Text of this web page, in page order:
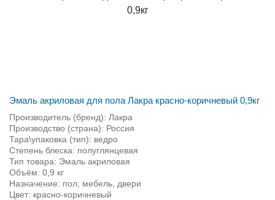
Эмаль акриловая для пола Лакра красно-коричневый 0,9кг
Производитель (бренд): Лакра
Производство (страна): Россия
Тара\упаковка (тип): ведро
Степень блеска: полуглянцевая
Тип товара: Эмаль акриловая
Объём: 0,9 кг
Назначение: пол, мебель, двери
Цвет: красно-коричневый